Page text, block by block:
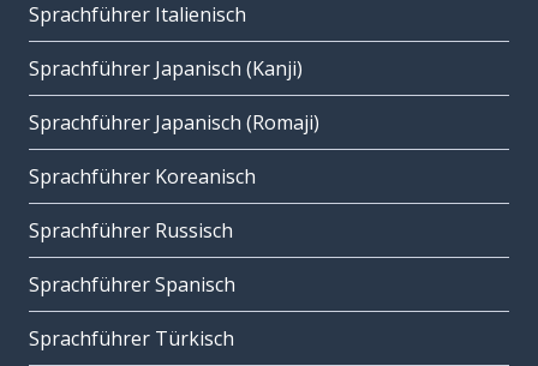
Sprachführer Italienisch
Sprachführer Japanisch (Kanji)
Sprachführer Japanisch (Romaji)
Sprachführer Koreanisch
Sprachführer Russisch
Sprachführer Spanisch
Sprachführer Türkisch